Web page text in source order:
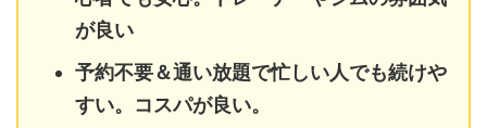
が良い
予約不要＆通い放題で忙しい人でも続けや
すい。コスパが良い。